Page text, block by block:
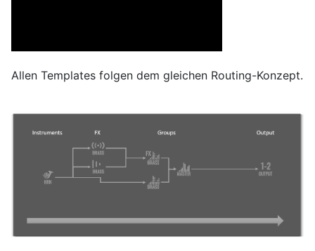
Allen Templates folgen dem gleichen Routing-Konzept.